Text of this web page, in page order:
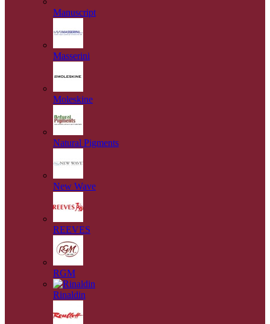
Manuscript
Masserini
Moleskine
Natural Pigments
New Wave
REEVES
RGM
Rinaldin